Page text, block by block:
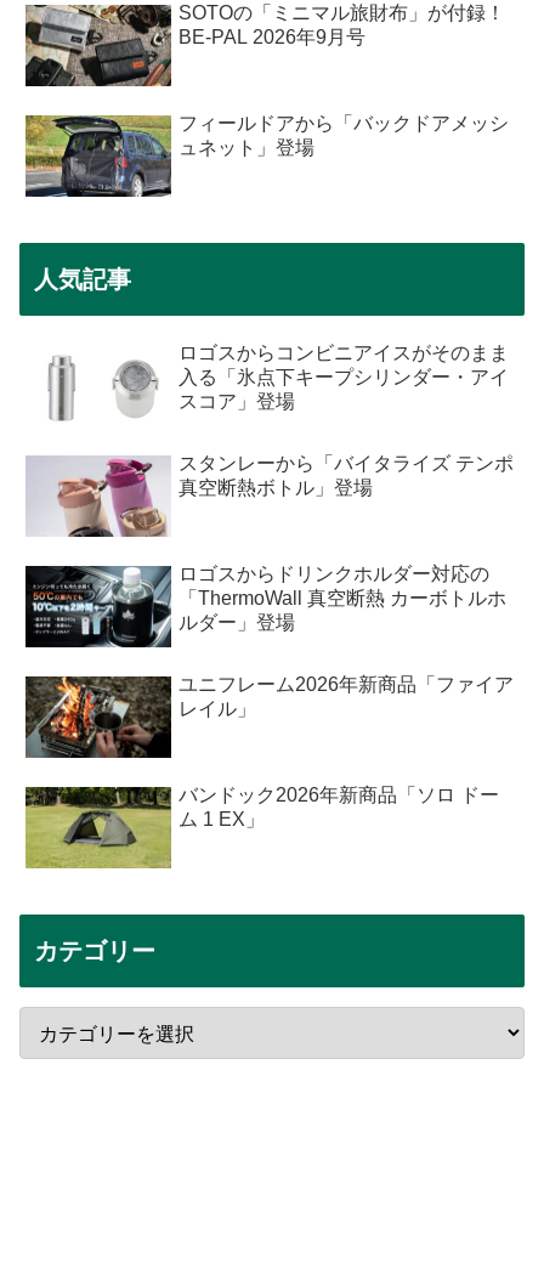
SOTOの「ミニマル旅財布」が付録！
BE-PAL 2026年9月号
フィールドアから「バックドアメッシ
ュネット」登場
人気記事
ロゴスからコンビニアイスがそのまま
入る「氷点下キープシリンダー・アイ
スコア」登場
スタンレーから「バイタライズ テンポ
真空断熱ボトル」登場
ロゴスからドリンクホルダー対応の
「ThermoWall 真空断熱 カーボトルホ
ルダー」登場
ユニフレーム2026年新商品「ファイア
レイル」
バンドック2026年新商品「ソロ ドー
ム 1 EX」
カテゴリー